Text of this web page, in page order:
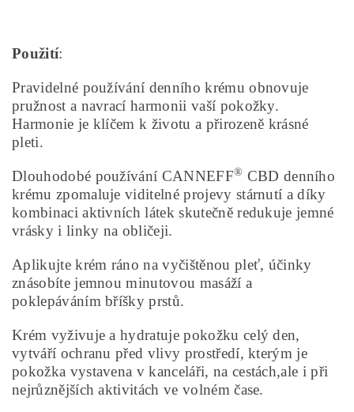
Použití:
Pravidelné používání denního krému obnovuje
pružnost a navrací harmonii vaší pokožky.
Harmonie je klíčem k životu a přirozeně krásné
pleti.
Dlouhodobé používání CANNEFF® CBD denního
krému zpomaluje viditelné projevy stárnutí a díky
kombinaci aktivních látek skutečně redukuje jemné
vrásky i linky na obličeji.
Aplikujte krém ráno na vyčištěnou pleť, účinky
znásobíte jemnou minutovou masáží a
poklepáváním bříšky prstů.
Krém vyživuje a hydratuje pokožku celý den,
vytváří ochranu před vlivy prostředí, kterým je
pokožka vystavena v kanceláři, na cestách,ale i při
nejrůznějších aktivitách ve volném čase.